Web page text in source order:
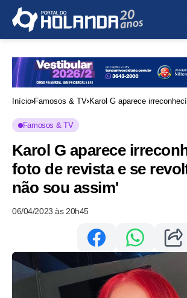
Início Famosos & TV Karol G aparece
Famosos & TV
Karol G aparece
foto de revista e se
não sou assim'
06/04/2023 às 20h45